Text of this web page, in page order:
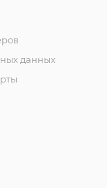
данных